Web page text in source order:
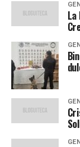
aumento de la
frecuencia y la
afectando la
alimentaria.
En países
reducido
que ha
alimentos. “La
personas en
La